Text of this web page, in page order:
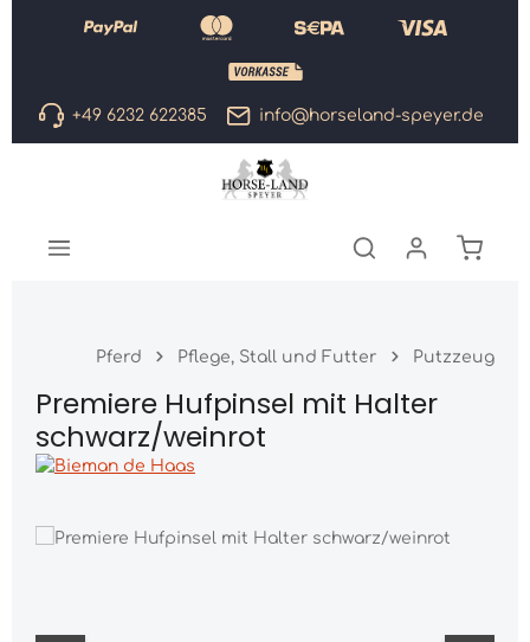
Zum Hauptinhalt springen
+49 6232 622385 info@horseland-speyer.de
Pferd Pflege, Stall und Futter Putzzeug
Premiere Hufpinsel mit Halter
schwarz/weinrot
Bildergalerie überspringen